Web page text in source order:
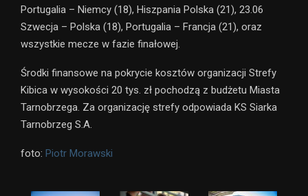
Portugalia – Niemcy (18), Hiszpania Polska (21), 23.06
Szwecja – Polska (18), Portugalia – Francja (21), oraz
wszystkie mecze w fazie finałowej.
Środki finansowe na pokrycie kosztów organizacji Strefy
Kibica w wysokości 20 tys. zł pochodzą z budżetu Miasta
Tarnobrzega. Za organizację strefy odpowiada KS Siarka
Tarnobrzeg S.A.
foto: Piotr Morawski